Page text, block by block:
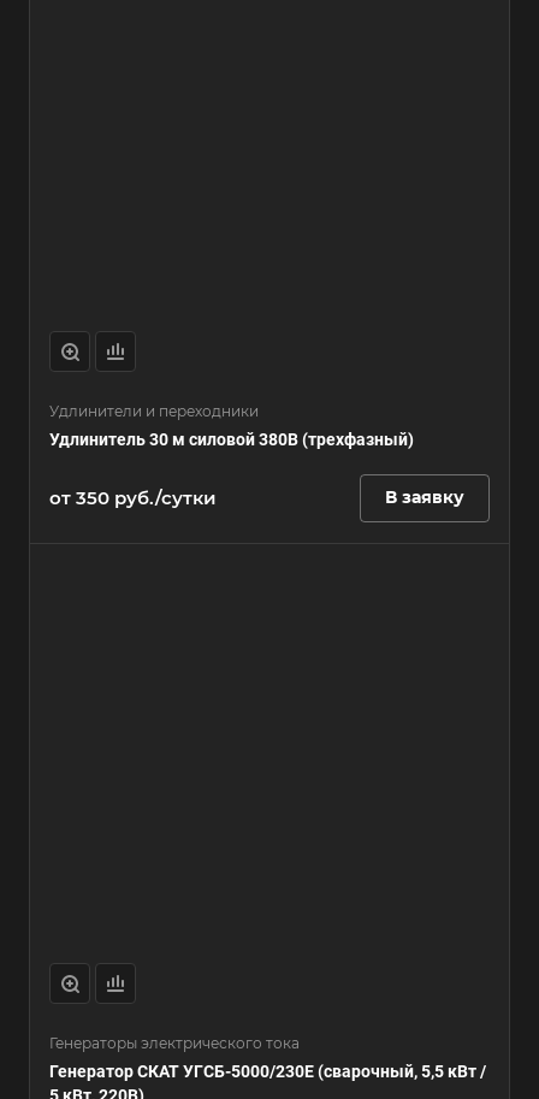
Удлинители и переходники
Удлинитель 30 м силовой 380В (трехфазный)
от 350 руб./сутки В заявку
Генераторы электрического тока
Генератор СКАТ УГСБ-5000/230Е (сварочный, 5,5 кВт /